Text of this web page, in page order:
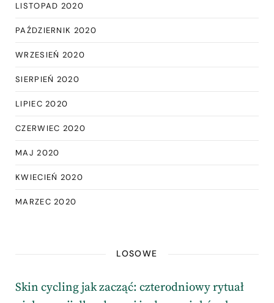
LISTOPAD 2020
PAŹDZIERNIK 2020
WRZESIEŃ 2020
SIERPIEŃ 2020
LIPIEC 2020
CZERWIEC 2020
MAJ 2020
KWIECIEŃ 2020
MARZEC 2020
LOSOWE
Skin cycling jak zacząć: czterodniowy rytuał